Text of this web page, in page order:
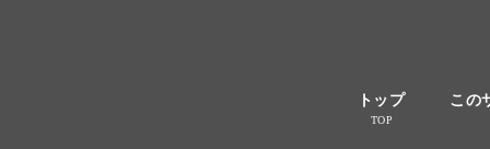
トップ
TOP
この